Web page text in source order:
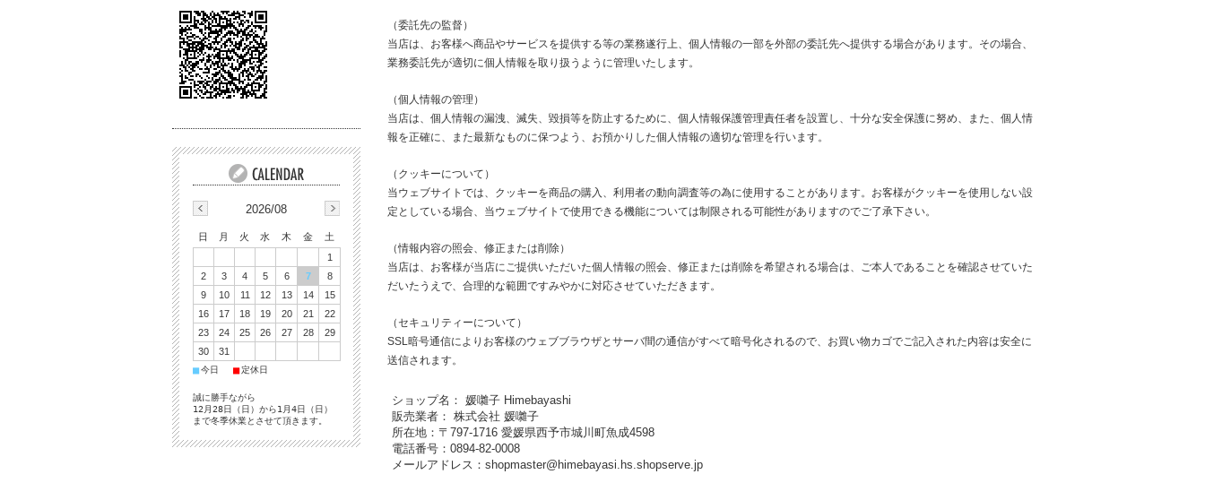
（委託先の監督）
当店は、お客様へ商品やサービスを提供する等の業務遂行上、個人情報の一部を外部の委託先へ提供する場合があります。その場合、
業務委託先が適切に個人情報を取り扱うように管理いたします。
（個人情報の管理）
当店は、個人情報の漏洩、滅失、毀損等を防止するために、個人情報保護管理責任者を設置し、十分な安全保護に努め、また、個人情
報を正確に、また最新なものに保つよう、お預かりした個人情報の適切な管理を行います。
（クッキーについて）
当ウェブサイトでは、クッキーを商品の購入、利用者の動向調査等の為に使用することがあります。お客様がクッキーを使用しない設
定としている場合、当ウェブサイトで使用できる機能については制限される可能性がありますのでご了承下さい。
（情報内容の照会、修正または削除）
当店は、お客様が当店にご提供いただいた個人情報の照会、修正または削除を希望される場合は、ご本人であることを確認させていた
だいたうえで、合理的な範囲ですみやかに対応させていただきます。
（セキュリティーについて）
SSL暗号通信によりお客様のウェブブラウザとサーバ間の通信がすべて暗号化されるので、お買い物カゴでご記入された内容は安全に
送信されます。
ショップ名： 媛囃子 Himebayashi
販売業者： 株式会社 媛囃子
所在地：〒797-1716 愛媛県西予市城川町魚成4598
電話番号：0894-82-0008
メールアドレス： shopmaster@himebayasi.hs.shopserve.jp
2026/08
日 月 火 水 木 金
土
1
2
3 4 5 6 7
8
9
10 11 12 13 14
15
16
17 18 19 20 21
22
23
24 25 26 27 28
29
30
31
■今日 ■定休日
誠に勝手ながら
12月28日（日）から1月4日（日）
まで冬季休業とさせて頂きます。